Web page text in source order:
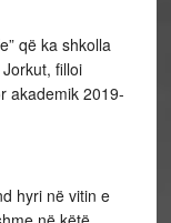
që ka shkolla
filloi
akademik 2019-
hyri në vitin e